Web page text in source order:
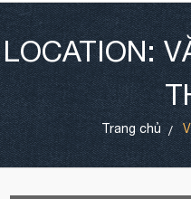
LOCATION:
Trang chủ